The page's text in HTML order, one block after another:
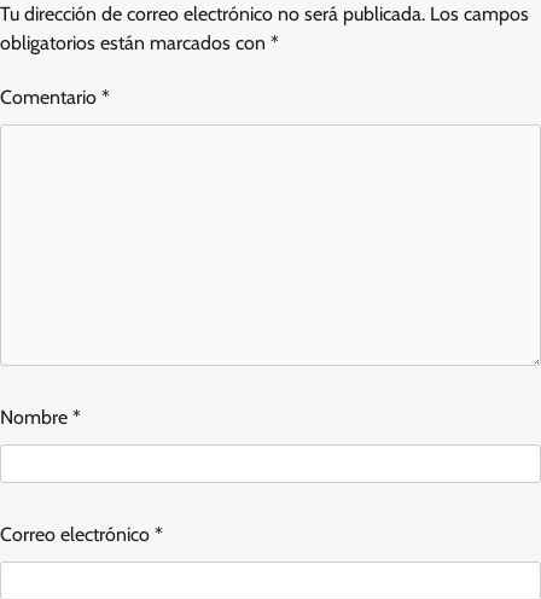
Tu dirección de correo electrónico no será publicada. Los campos
obligatorios están marcados con *
Comentario *
Nombre *
Correo electrónico *